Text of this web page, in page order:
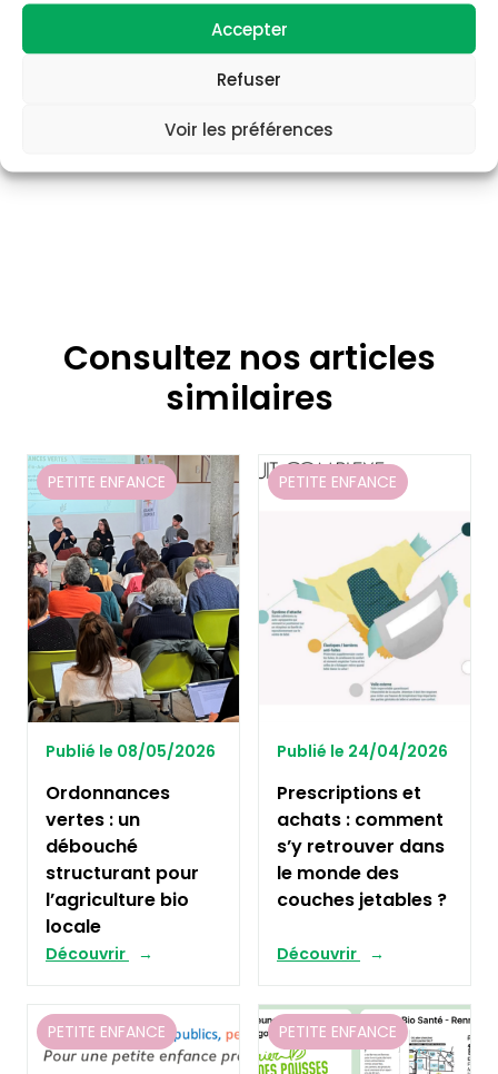
Accepter
Refuser
Voir les préférences
Consultez nos articles
similaires
PETITE ENFANCE
Publié le 08/05/2026
Ordonnances
vertes : un
débouché
structurant pour
l’agriculture bio
locale
Découvrir
PETITE ENFANCE
Publié le 24/04/2026
Prescriptions et
achats : comment
s’y retrouver dans
le monde des
couches jetables ?
Découvrir
PETITE ENFANCE PETITE ENFANCE